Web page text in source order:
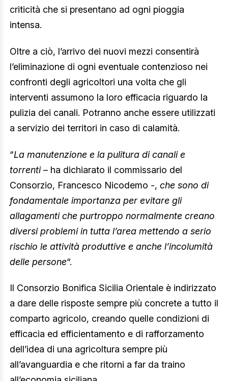
criticità che si presentano ad ogni pioggia
intensa.
Oltre a ciò, l’arrivo dei nuovi mezzi consentirà
l’eliminazione di ogni eventuale contenzioso nei
confronti degli agricoltori una volta che gli
interventi assumono la loro efficacia riguardo la
pulizia dei canali. Potranno anche essere utilizzati
a servizio dei territori in caso di calamità.
“La manutenzione e la pulitura di canali e
torrenti– ha dichiarato il commissario del
Consorzio, Francesco Nicodemo -, che sono di
fondamentale importanza per evitare gli
allagamenti che purtroppo normalmente creano
diversi problemi in tutta l’area mettendo a serio
rischio le attività produttive e anche l’incolumità
delle persone“.
Il Consorzio Bonifica Sicilia Orientale è indirizzato
a dare delle risposte sempre più concrete a tutto il
comparto agricolo, creando quelle condizioni di
efficacia ed efficientamento e di rafforzamento
dell’idea di una agricoltura sempre più
all’avanguardia e che ritorni a far da traino